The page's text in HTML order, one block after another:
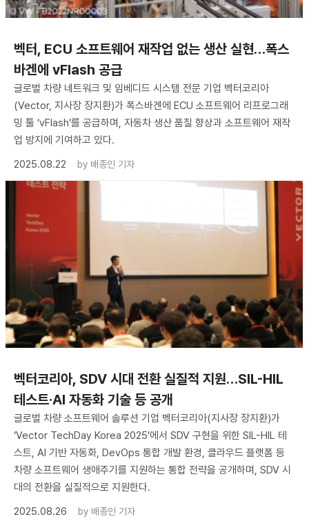
벡터, ECU 소프트웨어 재작업 없는 생산 실현…폭스
바겐에 vFlash 공급
글로벌 차량 네트워크 및 임베디드 시스템 전문 기업 벡터코리아
(Vector, 지사장 장지환)가 폭스바겐에 ECU 소프트웨어 리프로그래
밍 툴 ‘vFlash’를 공급하며, 자동차 생산 품질 향상과 소프트웨어 재작
업 방지에 기여하고 있다.
2025.08.22
by 배종인 기자
벡터코리아, SDV 시대 전환 실질적 지원…SIL-HIL
테스트·AI 자동화 기술 등 공개
글로벌 차량 소프트웨어 솔루션 기업 벡터코리아(지사장 장지환)가
‘Vector TechDay Korea 2025’에서 SDV 구현을 위한 SIL-HIL 테
스트, AI 기반 자동화, DevOps 통합 개발 환경, 클라우드 플랫폼 등
차량 소프트웨어 생애주기를 지원하는 통합 전략을 공개하며, SDV 시
대의 전환을 실질적으로 지원한다.
2025.08.26
by 배종인 기자